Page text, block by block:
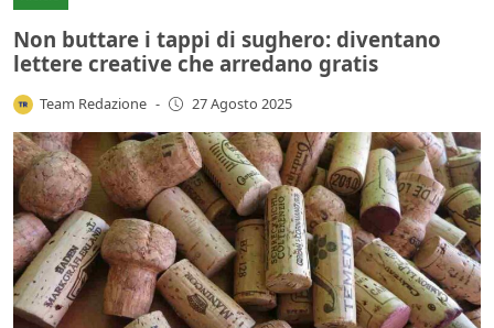
Non buttare i tappi di sughero: diventano
lettere creative che arredano gratis
Team Redazione - 27 Agosto 2025